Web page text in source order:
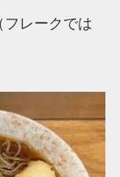
フレークでは